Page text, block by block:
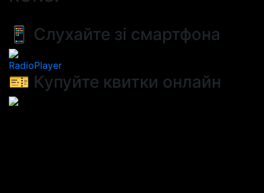
📱 Слухайте зі смартфона
RadioPlayer
🎫 Купуйте квитки онлайн